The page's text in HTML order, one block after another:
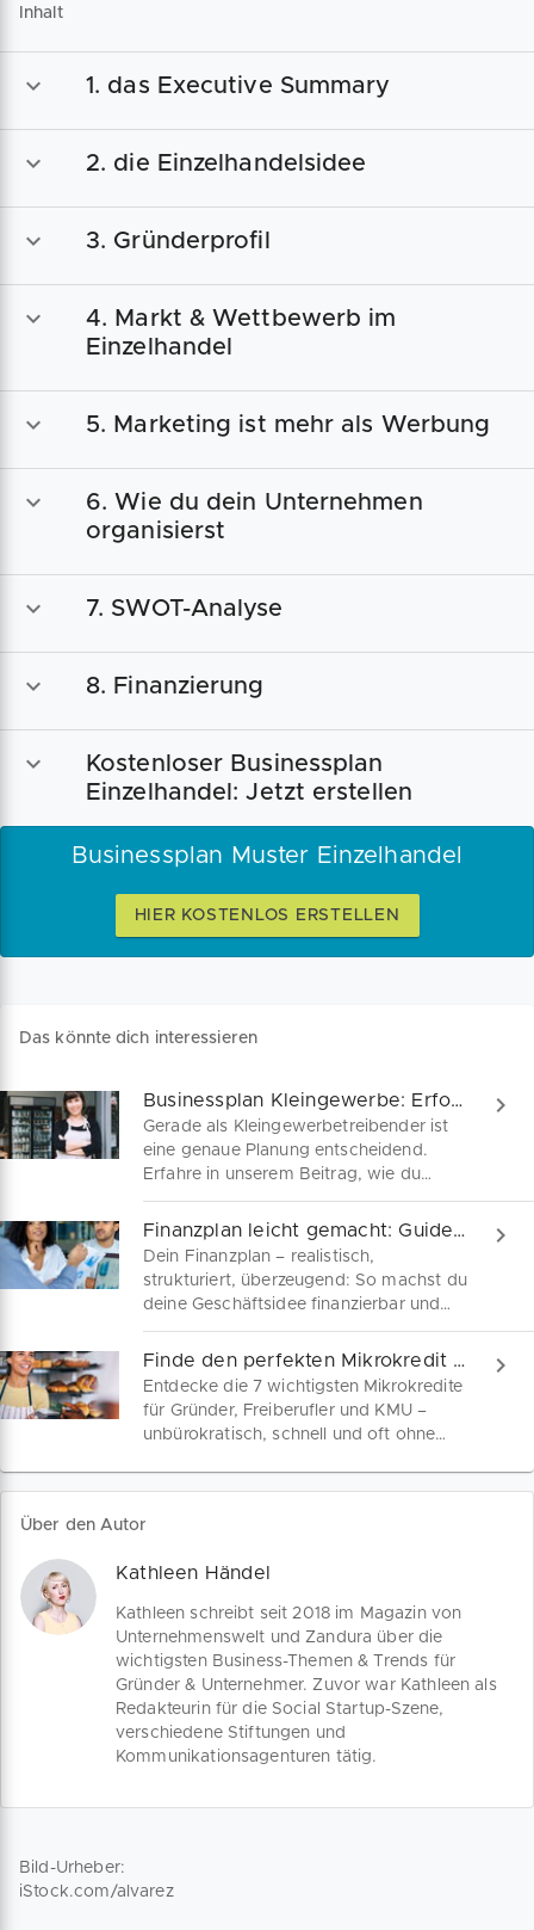
Inhalt
1. das Executive Summary
2. die Einzelhandelsidee
3. Gründerprofil
4. Markt & Wettbewerb im
Einzelhandel
5. Marketing ist mehr als Werbung
6. Wie du dein Unternehmen
organisierst
7. SWOT-Analyse
8. Finanzierung
Kostenloser Businessplan
Einzelhandel: Jetzt erstellen
Businessplan Muster Einzelhandel
HIER KOSTENLOS ERSTELLEN
Das könnte dich interessieren
Businessplan Kleingewerbe: Erfolg im Visier
Gerade als Kleingewerbetreibender ist
eine genaue Planung entscheidend.
Erfahre in unserem Beitrag, wie du
einen strukturierten Businessplan
erstellst, welche Inhalte wichtig sind und
was du beachten musst, um
kostenbewusst deine Selbständigkeit zu
starten und dein Unternehmen
Finanzplan leicht gemacht: Guide für Gründer
Dein Finanzplan – realistisch,
strukturiert, überzeugend: So machst du
deine Geschäftsidee finanzierbar und
erstellst einen Finanzplan, der Banken
und Förderstellen überzeugt. Entdecke
jetzt praxisnahe Tipps für Gründer und
Unternehmen!
Finde den perfekten Mikrokredit für dein Business
Entdecke die 7 wichtigsten Mikrokredite
für Gründer, Freiberufler und KMU –
unbürokratisch, schnell und oft ohne
Über den Autor
Kathleen Händel
Kathleen schreibt seit 2018 im Magazin von
Unternehmenswelt und Zandura über die
wichtigsten Business-Themen & Trends für
Gründer & Unternehmer. Zuvor war Kathleen als
Redakteurin für die Social Startup-Szene,
verschiedene Stiftungen und
Kommunikationsagenturen tätig.
Bild-Urheber:
iStock.com/alvarez